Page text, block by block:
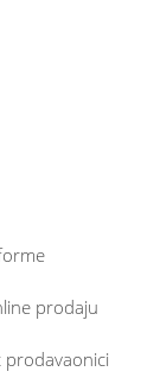
prodaju
prodavaonici